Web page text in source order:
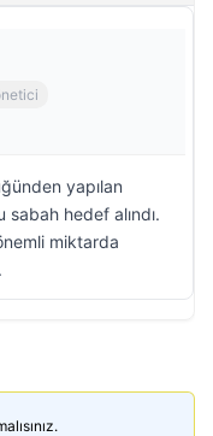
yapılan
sabah hedef alındı.
miktarda